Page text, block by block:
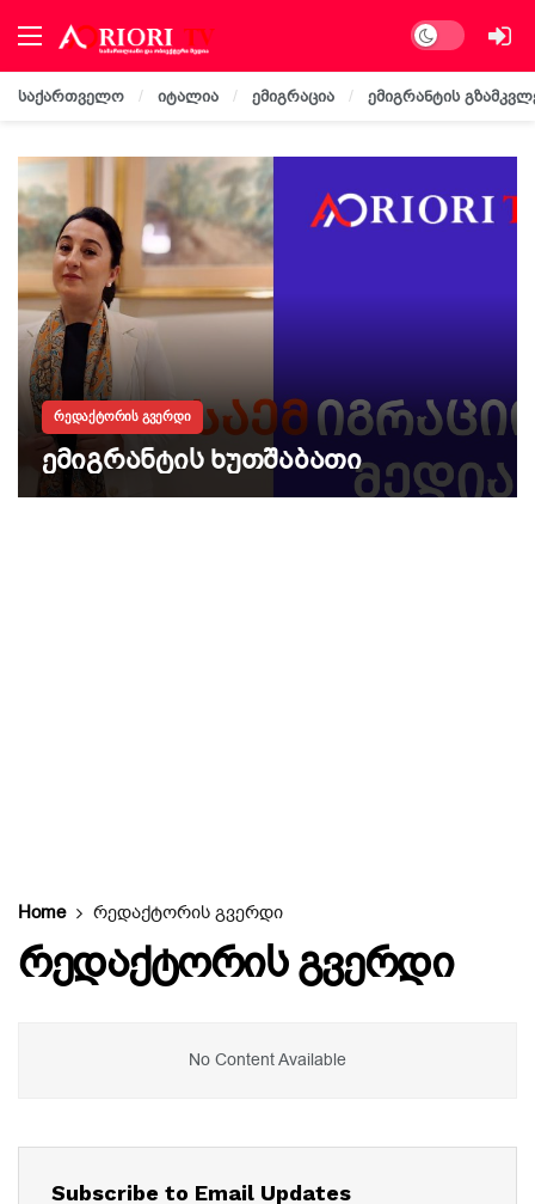
Dark mode
საქართველო იტალია ემიგრაცია ემიგრანტის
ᲠᲔᲓᲐᲥᲢᲝᲠᲘᲡ ᲒᲕᲔᲠᲓᲘ
ემიგრანტის ხუთშაბათი
Home რედაქტორის გვერდი
რედაქტორის გვერდი
No Content Available
Subscribe to Email Updates